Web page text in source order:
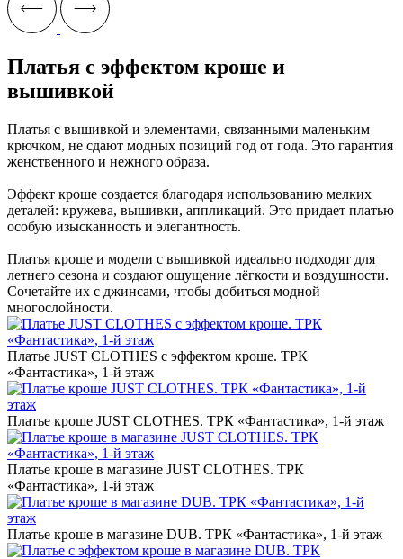
Платья с эффектом кроше и
вышивкой
Платья с вышивкой и элементами, связанными маленьким
крючком, не сдают модных позиций год от года. Это гарантия
женственного и нежного образа.
Эффект кроше создается благодаря использованию мелких
деталей: кружева, вышивки, аппликаций. Это придает платью
особую изысканность и элегантность.
Платья кроше и модели с вышивкой идеально подходят для
летнего сезона и создают ощущение лёгкости и воздушности.
Сочетайте их с джинсами, чтобы добиться модной
многослойности.
Платье JUST CLOTHES с эффектом кроше. ТРК
«Фантастика», 1-й этаж
Платье кроше JUST CLOTHES. ТРК «Фантастика», 1-й этаж
Платье кроше в магазине JUST CLOTHES. ТРК
«Фантастика», 1-й этаж
Платье кроше в магазине DUB. ТРК «Фантастика», 1-й этаж